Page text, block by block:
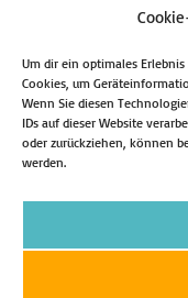
Um dir ein optimales
Cookies, um
Wenn Sie diesen
IDs auf dieser Website
oder zurückziehen, können
werden.
Vorheriger
Mendens
Landtag NRW